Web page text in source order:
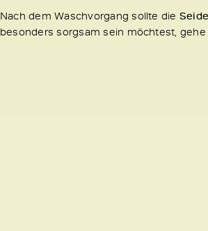
Nach dem Waschvorgang sollte die Seide
besonders sorgsam sein möchtest,